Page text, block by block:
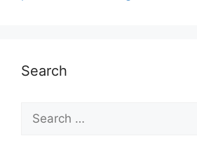
Search